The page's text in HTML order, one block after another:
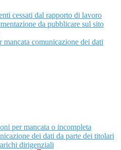
cessati dal rapporto di lavoro
da pubblicare sul sito
mancata comunicazione dei dati
per mancata o incompleta
dei dati da parte dei titolari
dirigenziali